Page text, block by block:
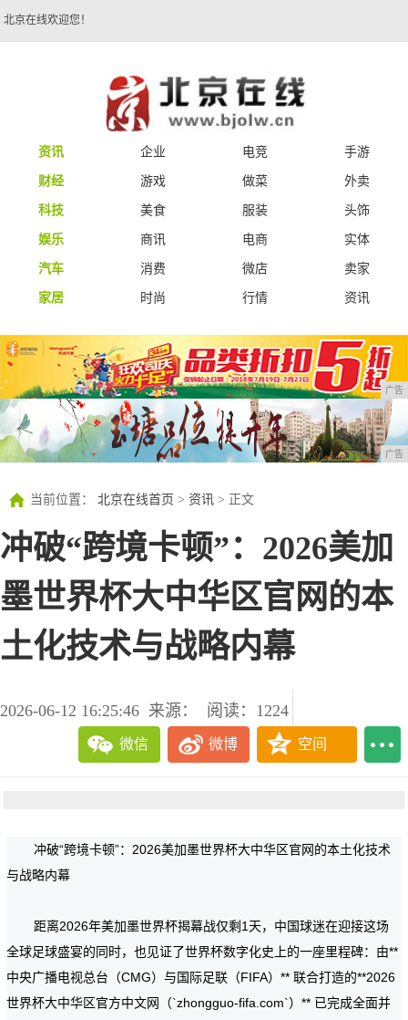
北京在线欢迎您！
资讯 企业 电竞
手游
财经
游戏 做菜
外卖
科技
美食 服装
头饰
娱乐
商讯 电商
实体
汽车
消费 微店
卖家
家居
时尚 行情 资讯
广告
广告
当前位置： 北京在线首页 > 资讯 > 正文
冲破“跨境卡顿”：2026美加
墨世界杯大中华区官网的本
土化技术与战略内幕
2026-06-12 16:25:46 来源： 阅读：1224
微信 微博 空间
冲破“跨境卡顿”：2026美加墨世界杯大中华区官网的本土化技术
与战略内幕
距离2026年美加墨世界杯揭幕战仅剩1天，中国球迷在迎接这场
全球足球盛宴的同时，也见证了世界杯数字化史上的一座里程碑：由**
中央广播电视总台（CMG）与国际足联（FIFA）** 联合打造的**2026
世界杯大中华区官方中文网（`zhongguo-fifa.com`）** 已完成全面并